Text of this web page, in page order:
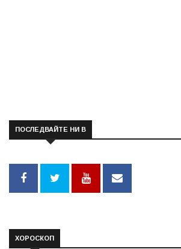
ПОСЛЕДВАЙТЕ НИ В
ХОРОСКОП